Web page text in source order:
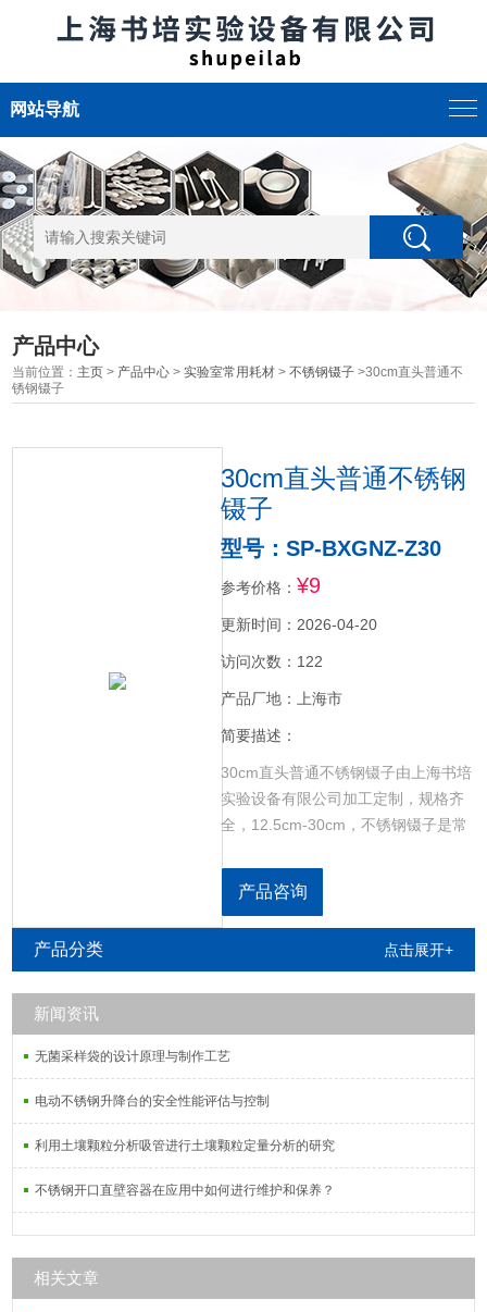
网站导航
产品中心
当前位置： 主页 > 产品中心 >实验室常用耗材 >不锈钢镊子 >30cm直头普通不
锈钢镊子
30cm直头普通不锈钢
镊子
型号：SP-BXGNZ-Z30
参考价格： ¥9
更新时间：2026-04-20
访问次数：122
产品厂地：上海市
简要描述：
30cm直头普通不锈钢镊子由上海书培
实验设备有限公司加工定制，规格齐
全，12.5cm-30cm，不锈钢镊子是常
多*的产品特性，所以在行业中被广泛
使用。
产品咨询
产品分类 点击展开+
新闻资讯
无菌采样袋的设计原理与制作工艺
电动不锈钢升降台的安全性能评估与控制
利用土壤颗粒分析吸管进行土壤颗粒定量分析的研究
不锈钢开口直壁容器在应用中如何进行维护和保养？
相关文章